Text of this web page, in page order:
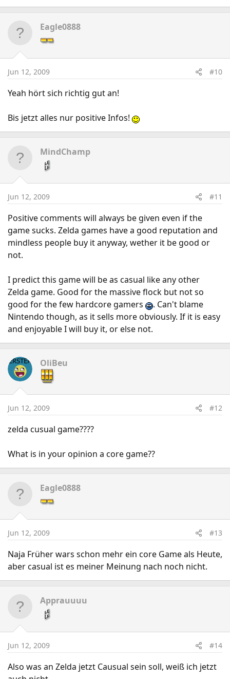
Eagle0888
Jun 12, 2009 #10
Yeah hört sich richtig gut an!
Bis jetzt alles nur positive Infos!
MindChamp
Jun 12, 2009 #11
Positive comments will always be given even if the
game sucks. Zelda games have a good reputation and
mindless people buy it anyway, wether it be good or
not.
I predict this game will be as casual like any other
Zelda game. Good for the massive flock but not so
good for the few hardcore gamers
. Can't blame
Nintendo though, as it sells more obviously. If it is easy
and enjoyable I will buy it, or else not.
OliBeu
Jun 12, 2009 #12
zelda cusual game????
What is in your opinion a core game??
Eagle0888
Jun 12, 2009 #13
Naja Früher wars schon mehr ein core Game als Heute,
aber casual ist es meiner Meinung nach noch nicht.
Apprauuuu
Jun 12, 2009 #14
Also was an Zelda jetzt Causual sein soll, weiß ich jetzt